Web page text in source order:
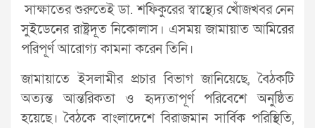
সাক্ষাতের শুরুতেই ডা. শফিকুরের স্বাস্থ্যের খোঁজখবর নেন
সুইডেনের রাষ্ট্রদূত নিকোলাস। এসময় জামায়াত আমিরের
পরিপূর্ণ আরোগ্য কামনা করেন তিনি।
জামায়াতে ইসলামীর প্রচার বিভাগ জানিয়েছে, বৈঠকটি
অত্যন্ত আন্তরিকতা ও হৃদ্যতাপূর্ণ পরিবেশে অনুষ্ঠিত
হয়েছে। বৈঠকে বাংলাদেশে বিরাজমান সার্বিক পরিস্থিতি,